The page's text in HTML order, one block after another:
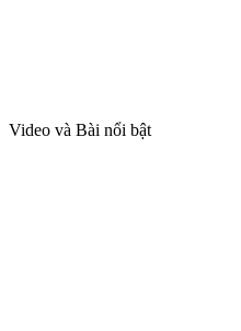
Video và Bài nổi bật